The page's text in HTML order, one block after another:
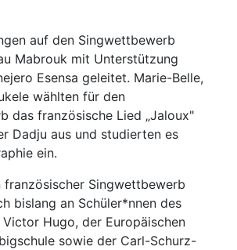
auf den Singwettbewerb
Mabrouk mit Unterstützung
Esensa geleitet. Marie-Belle,
wählten für den
das französische Lied „Jaloux"
Dadju aus und studierten es
ein.
französischer Singwettbewerb
bislang an Schüler*nnen des
Victor Hugo, der Europäischen
sowie der Carl-Schurz-